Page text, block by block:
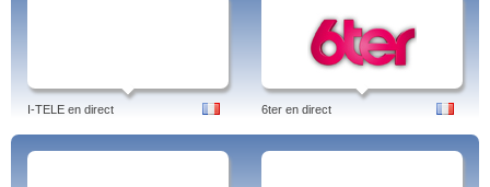
I-TELE en direct 6ter en direct